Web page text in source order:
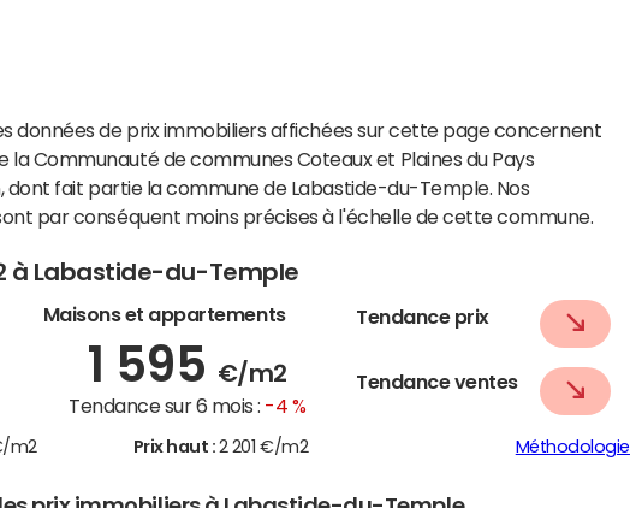
données de prix immobiliers affichées sur cette page concernent
la Communauté de communes Coteaux et Plaines du Pays
dont fait partie la commune de Labastide-du-Temple. Nos
par conséquent moins précises à l'échelle de cette commune.
à Labastide-du-Temple
Maisons et appartements
1 595 €/m2
Tendance sur 6 mois : -4 %
Tendance prix
Tendance ventes
m2 Prix haut : 2 201 €/m2 Méthodologie